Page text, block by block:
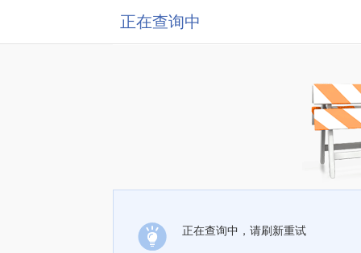
正在查询中
正在查询中，请刷新重试